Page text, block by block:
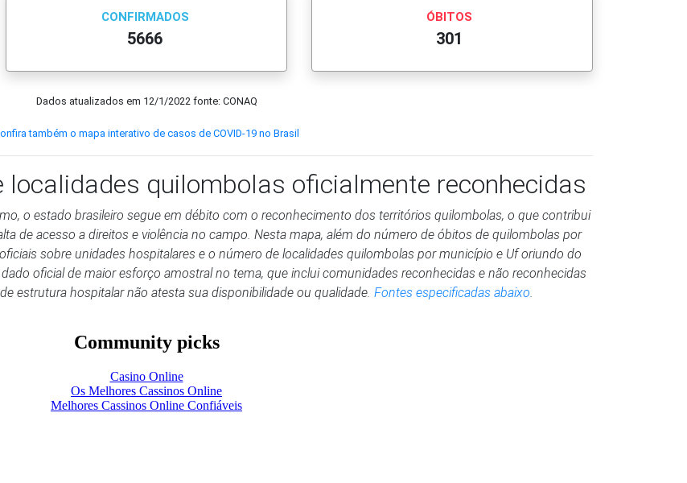
CONFIRMADOS
5666
ÓBITOS
301
Dados atualizados em 12/1/2022fonte: CONAQ
também o mapa interativo de casos de COVID-19 no Brasil
localidades quilombolas oficialmente reconhecidas
o estado brasileiro segue em débito com o reconhecimento dos territórios quilombolas, o que contribui
de acesso a direitos e violência no campo. Nesta mapa, além do número de óbitos de quilombolas por
sobre unidades hospitalares e o número de localidades quilombolas por município e Uf oriundo do
oficial de maior esforço amostral no tema, que inclui comunidades reconhecidas e não reconhecidas
estrutura hospitalar não atesta sua disponibilidade ou qualidade. Fontes especificadas abaixo.